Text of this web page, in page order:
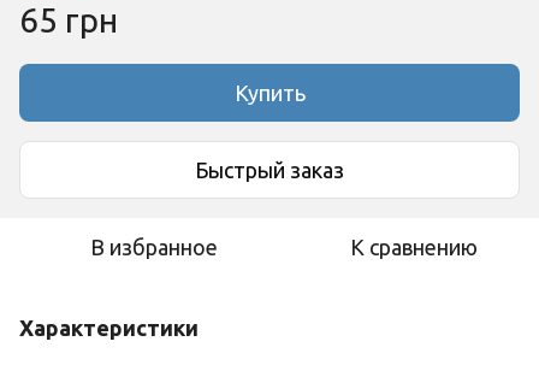
65 грн
Купить
Быстрый заказ
В избранное К сравнению
Характеристики